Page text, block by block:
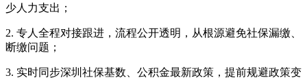
少人力支出；
2. 专人全程对接跟进，流程公开透明，从根源避免社保漏缴、
断缴问题；
3. 实时同步深圳社保基数、公积金最新政策，提前规避政策变